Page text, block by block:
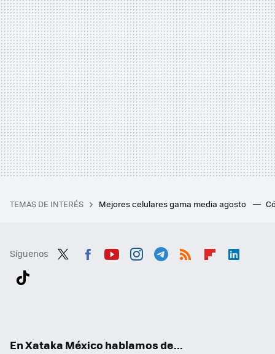
TEMAS DE INTERÉS Mejores celulares gama media agosto
Síguenos
En Xataka México hablamos de...